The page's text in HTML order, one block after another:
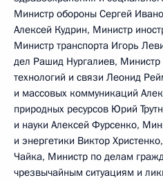
Министр обороны Сергей
Алексей Кудрин, Министр
Министр транспорта Игорь
дел Рашид Нургалиев,
технологий и связи Леонид
и массовых коммуникаций
природных ресурсов Юрий
и науки Алексей Фурсенко,
и энергетики Виктор
Чайка, Министр по делам
чрезвычайным ситуациям и